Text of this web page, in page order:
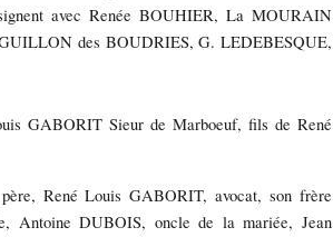
avec Renée BOUHIER, La MOURAIN
des BOUDRIES, G. LEDEBESQUE,
GABORIT Sieur de Marboeuf, fils de René
René Louis GABORIT, avocat, son frère
Antoine DUBOIS, oncle de la mariée, Jean